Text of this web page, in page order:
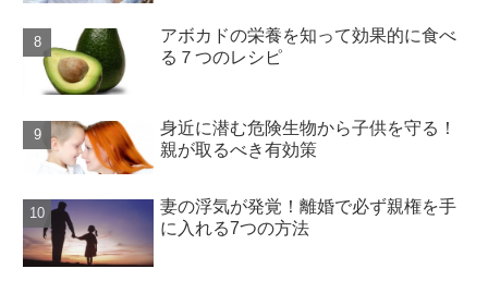
アボカドの栄養を知って効果的に食べ
る７つのレシピ
身近に潜む危険生物から子供を守る！
親が取るべき有効策
妻の浮気が発覚！離婚で必ず親権を手
に入れる7つの方法